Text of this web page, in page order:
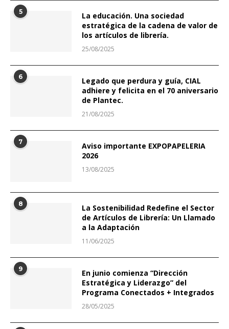
5
La educación. Una sociedad
estratégica de la cadena de valor de
los artículos de librería.
25/08/2025
6
Legado que perdura y guía, CIAL
adhiere y felicita en el 70 aniversario
de Plantec.
21/08/2025
7
Aviso importante EXPOPAPELERIA
2026
13/08/2025
8
La Sostenibilidad Redefine el Sector
de Artículos de Librería: Un Llamado
a la Adaptación
11/06/2025
9
En junio comienza “Dirección
Estratégica y Liderazgo” del
Programa Conectados + Integrados
28/05/2025